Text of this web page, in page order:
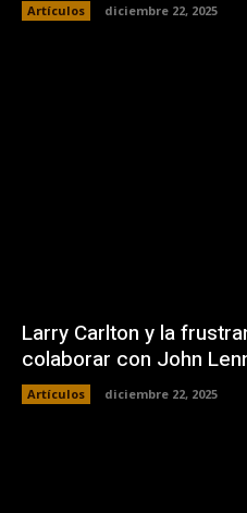
Artículos diciembre 22, 2025
Larry Carlton y la
colaborar con John
Artículos diciembre 22, 2025